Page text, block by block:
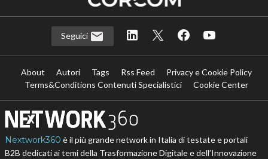
Seguici
About Autori Tags Rss Feed
Privacy e Cookie Policy
Terms&Conditions Contenuti Specialistici
Cookie Center
Nextwork360 è il più grande network in Italia di testate e portali
B2B dedicati ai temi della Trasformazione Digitale e dell’Innovazione